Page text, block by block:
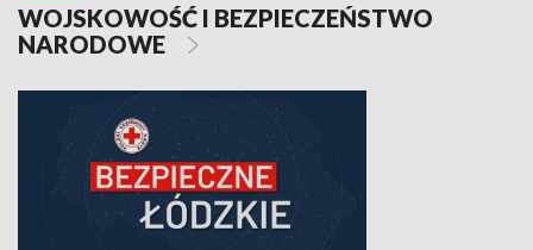
WOJSKOWOŚĆ I BEZPIECZEŃSTWO
NARODOWE